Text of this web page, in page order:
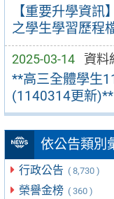
【重要升學資
之學生學習歷程
2025-03-14 資料
**高三全體學生
(1140314更新)**
依公告類別
行政公告 ( 8,730 )
榮譽金榜 ( 360 )